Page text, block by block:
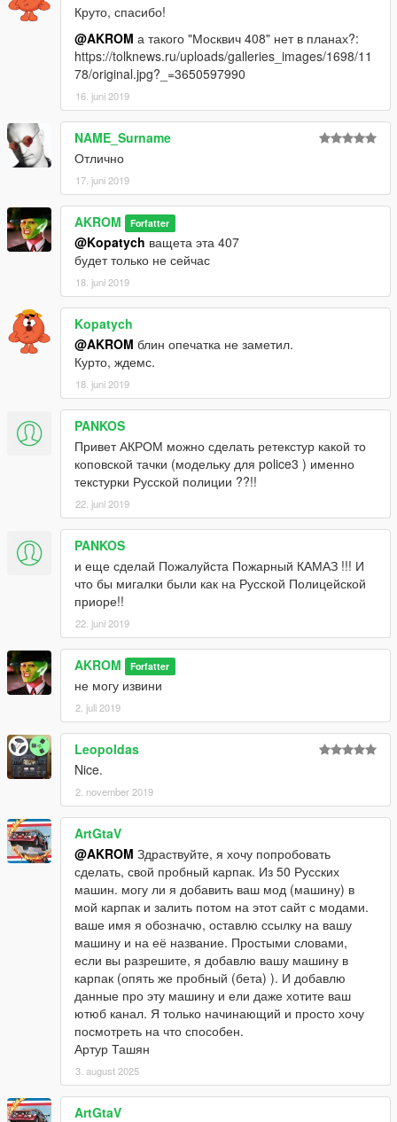
Круто, спасибо!
@AKROM а такого "Москвич 408" нет в планах?:
https://tolknews.ru/uploads/galleries_images/1698/11
78/original.jpg?_=3650597990
16. juni 2019
NAME_Surname
Отлично
17. juni 2019
AKROM Forfatter
@Kopatych ващета эта 407
будет только не сейчас
18. juni 2019
Kopatych
@AKROM блин опечатка не заметил.
Курто, ждемс.
18. juni 2019
PANKOS
Привет АКРОМ можно сделать ретекстур какой то
коповской тачки (модельку для police3 ) именно
текстурки Русской полиции ??!!
22. juni 2019
PANKOS
и еще сделай Пожалуйста Пожарный КАМАЗ !!! И
что бы мигалки были как на Русской Полицейской
приоре!!
22. juni 2019
AKROM Forfatter
не могу извини
2. juli 2019
Leopoldas
Nice.
2. november 2019
ArtGtaV
@AKROM Здраствуйте, я хочу попробовать
сделать, свой пробный карпак. Из 50 Русских
машин. могу ли я добавить ваш мод (машину) в
мой карпак и залить потом на этот сайт с модами.
ваше имя я обозначю, оставлю ссылку на вашу
машину и на её название. Простыми словами,
если вы разрешите, я добавлю вашу машину в
карпак (опять же пробный (бета) ). И добавлю
данные про эту машину и ели даже хотите ваш
ютюб канал. Я только начинающий и просто хочу
посмотреть на что способен.
Артур Ташян
3. august 2025
ArtGtaV